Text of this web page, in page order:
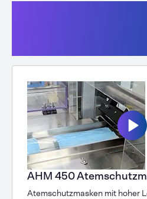
AHM 450
Atemschutzmasken mit hoher